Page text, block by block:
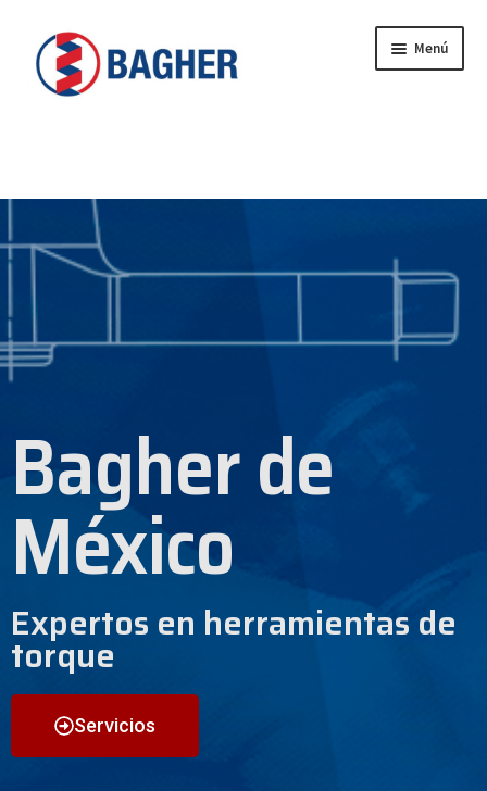
Menú
CONTACTO
CATÁLOGO
PRODUCTOS
VIDEOS
Bagher de
México
Expertos en herramientas de
torque
Servicios